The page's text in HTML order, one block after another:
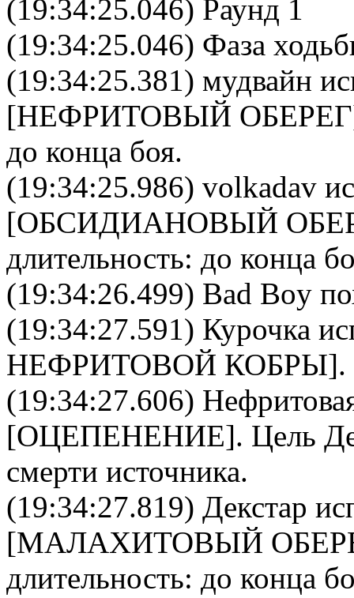
(19:34:25.046) Раунд 1
(19:34:25.046) Фаза
(19:34:25.381) мудвайн
[НЕФРИТОВЫЙ ОБЕРЕГ
до конца боя.
(19:34:25.986) volkadav
[ОБСИДИАНОВЫЙ
длительность: до конца
(19:34:26.499) Bad Boy
(19:34:27.591) Курочка
НЕФРИТОВОЙ КОБРЫ].
(19:34:27.606)
[ОЦЕПЕНЕНИЕ]. Цель
смерти источника.
(19:34:27.819) Декстар
[МАЛАХИТОВЫЙ
длительность: до конца